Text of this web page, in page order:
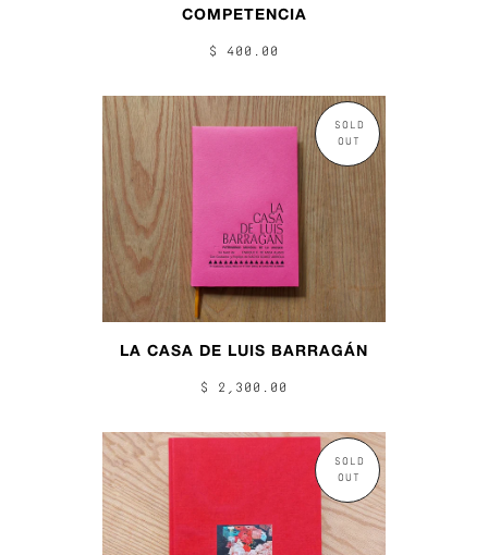
COMPETENCIA
$ 400.00
SOLD
OUT
LA CASA DE LUIS BARRAGÁN
$ 2,300.00
SOLD
OUT